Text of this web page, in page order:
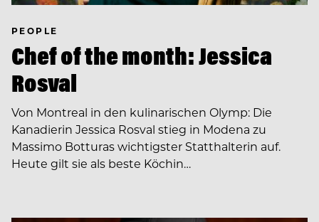
PEOPLE
Chef of the month: Jessica
Rosval
Von Montreal in den kulinarischen Olymp: Die
Kanadierin Jessica Rosval stieg in Modena zu
Massimo Botturas wichtigster Statthalterin auf.
Heute gilt sie als beste Köchin…